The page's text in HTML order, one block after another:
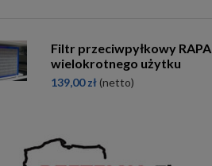
Filtr przeciwpyłkowy RAPA
wielokrotnego użytku
139,00 zł (netto)